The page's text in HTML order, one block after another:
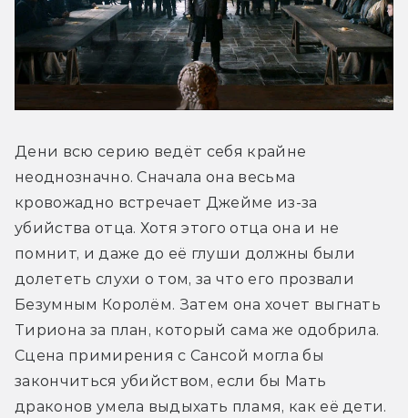
Дени всю серию ведёт себя крайне
неоднозначно. Сначала она весьма
кровожадно встречает Джейме из-за
убийства отца. Хотя этого отца она и не
помнит, и даже до её глуши должны были
долететь слухи о том, за что его прозвали
Безумным Королём. Затем она хочет выгнать
Тириона за план, который сама же одобрила.
Сцена примирения с Сансой могла бы
закончиться убийством, если бы Мать
драконов умела выдыхать пламя, как её дети.